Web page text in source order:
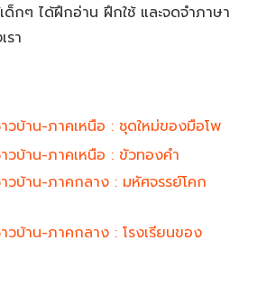
ด็กๆ ได้ฝึกอ่าน ฝึกใช้ และจดจำภาษา
รา
วบ้าน-ภาคเหนือ : ชุดใหม่ของมือโพ
วบ้าน-ภาคเหนือ : ขัวทองคำ
วบ้าน-ภาคกลาง : มหัศจรรย์โคก
วบ้าน-ภาคกลาง : โรงเรียนของ